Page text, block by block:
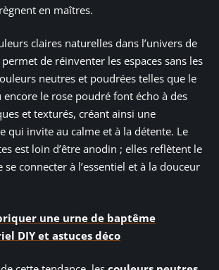
en maîtres.
claires naturelles dans l’univers de
de réinventer les espaces sans les
neutres et poudrées telles que le
encore le rose poudré font écho à des
et texturés, créant ainsi une
qui invite au calme et à la détente. Le
est loin d’être anodin ; elles reflètent le
connecter à l’essentiel et à la douceur
une urne de baptême
DIY et astuces déco